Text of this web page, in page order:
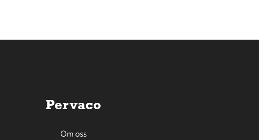
Pervaco
Om oss